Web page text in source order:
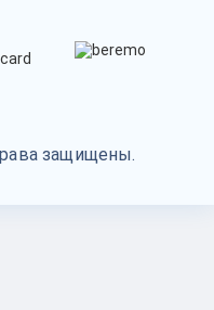
защищены.